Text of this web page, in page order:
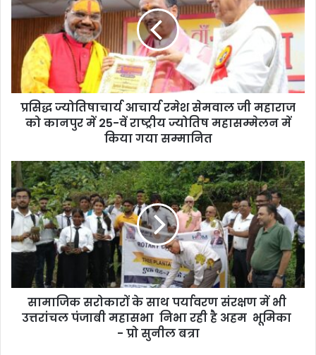
प्रसिद्ध ज्योतिषाचार्य आचार्य रमेश सेमवाल जी महाराज
को कानपुर में 25-वें राष्ट्रीय ज्योतिष महासम्मेलन में
किया गया सम्मानित
सामाजिक सरोकारों के साथ पर्यावरण संरक्षण में भी
उत्तरांचल पंजाबी महासभा निभा रही है अहम भूमिका
- प्रो सुनील बत्रा